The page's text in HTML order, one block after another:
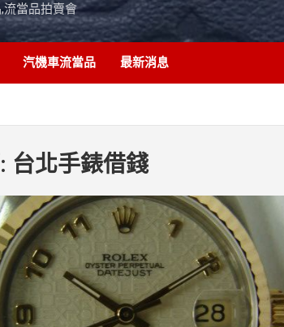
流當品拍賣會
汽機車流當品 最新消息
台北手錶借錢